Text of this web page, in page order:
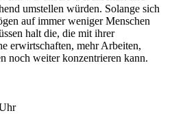
umstellen würden. Solange sich
auf immer weniger Menschen
halt die, die mit ihrer
erwirtschaften, mehr Arbeiten,
noch weiter konzentrieren kann.